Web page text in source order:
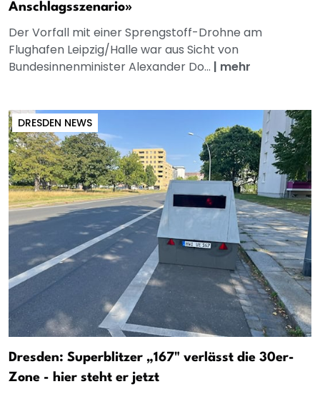
Anschlagsszenario»
Der Vorfall mit einer Sprengstoff-Drohne am
Flughafen Leipzig/Halle war aus Sicht von
Bundesinnenminister Alexander Do... | mehr
DRESDEN NEWS
Dresden: Superblitzer „167" verlässt die 30er-
Zone - hier steht er jetzt